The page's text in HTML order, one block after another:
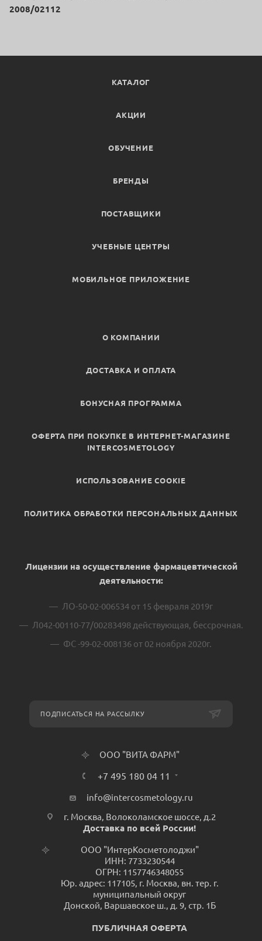
2008/02112
КАТАЛОГ
АКЦИИ
ОБУЧЕНИЕ
БРЕНДЫ
ПОСТАВЩИКИ
УЧЕБНЫЕ ЦЕНТРЫ
МОБИЛЬНОЕ ПРИЛОЖЕНИЕ
О КОМПАНИИ
ДОСТАВКА И ОПЛАТА
БОНУСНАЯ ПРОГРАММА
ОФЕРТА ПРИ ПОКУПКЕ В ИНТЕРНЕТ-МАГАЗИНЕ
INTERCOSMETOLOGY
ИСПОЛЬЗОВАНИЕ COOKIE
ПОЛИТИКА ОБРАБОТКИ ПЕРСОНАЛЬНЫХ ДАННЫХ
Лицензии на осуществление фармацевтической
деятельности:
ЛО-50-02-006534 от 15 февраля 2019г
Л042-00110-77/00283498 действующая, бессрочная.
ФС -99-02-008136 от 02 ноября 2020г.
ПОДПИСАТЬСЯ НА РАССЫЛКУ
ООО "ВИТА ФАРМ"
+7 495 180 04 11
info@intercosmetology.ru
г. Москва, Волоколамское шоссе, д.2
Доставка по всей России!
ООО "ИнтерКосметолоджи"
ИНН: 7733230544
ОГРН: 1157746348055
Юр. адрес: 117105, г. Москва, вн. тер. г.
муниципальный округ
Донской, Варшавское ш., д. 9, стр. 1Б
ПУБЛИЧНАЯ ОФЕРТА